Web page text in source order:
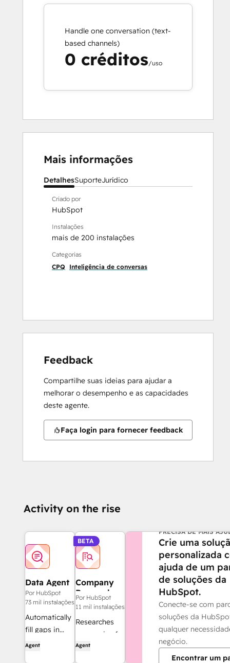
Handle one conversation (text-
based channels)
0 créditos/uso
Mais informações
DetalhesSuporteJurídico
Criado por
HubSpot
Instalações
mais de 200 instalações
Categorias
CPQ
Inteligência de conversas
Feedback
Compartilhe suas ideias para ajudar a
melhorar o desempenho e as capacidades
deste agente.
Faça login para fornecer feedback
Activity on the rise
Data Agent
Por HubSpot
73 mil instalações
Automatically
fill gaps in
your customer
Agent
BETA
Company
Research
Agent
Por HubSpot
11 mil instalações
Researches
companies for
great
Agent
PRECISA DE MAIS
Crie uma
personalizada
ajuda de um
de soluções da
HubSpot.
Conecte-se com
soluções da
qualquer
negócio.
Encontrar um